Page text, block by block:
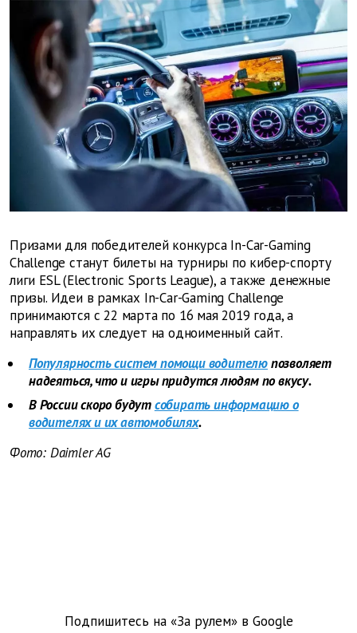
Призами для победителей конкурса In-Car-Gaming
Challenge станут билеты на турниры по кибер-спорту
лиги ESL (Electronic Sports League), а также денежные
призы. Идеи в рамках In-Car-Gaming Challenge
принимаются с 22 марта по 16 мая 2019 года, а
направлять их следует на одноименный сайт.
Популярность систем помощи водителюпозволяет
надеяться, что и игры придутся людям по вкусу.
В России скоро будутсобирать информацию о
водителях и их автомобилях.
Фото: DaimlerAG
Подпишитесь на «За рулем» в Google